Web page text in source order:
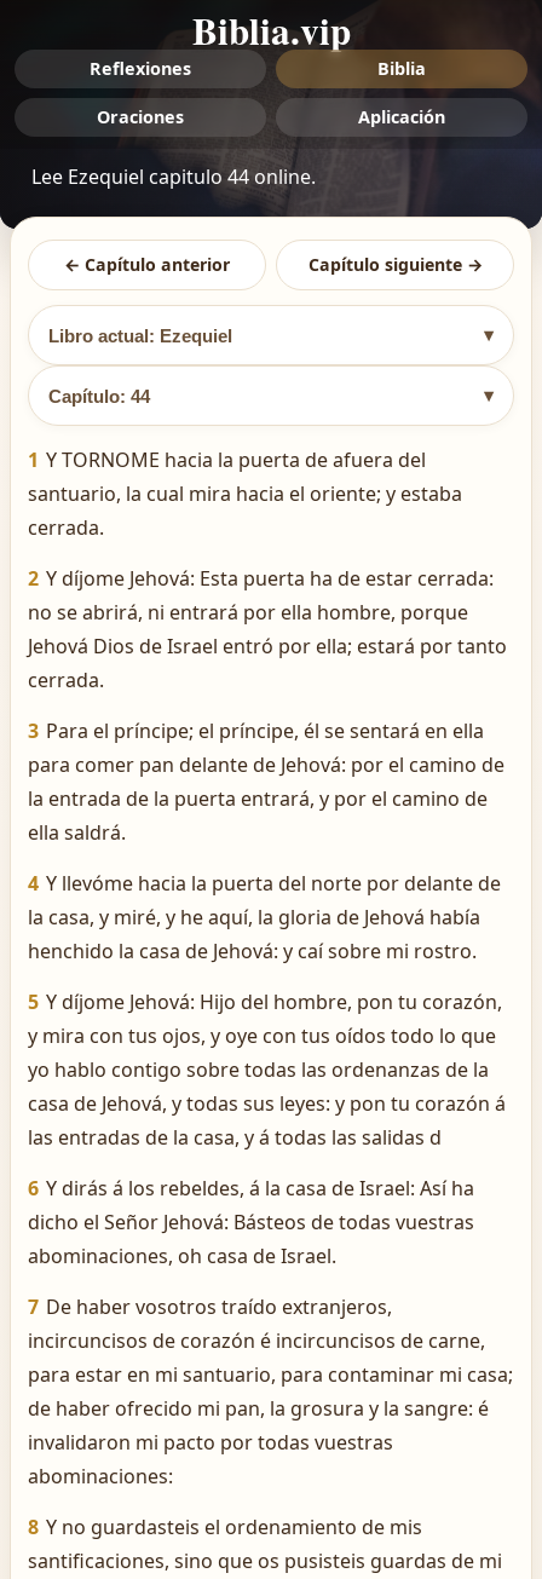
Biblia.vip
Reflexiones Biblia
Oraciones Aplicación
Lee Ezequiel capitulo 44 online.
← Capítulo anterior Capítulo siguiente →
Libro actual: Ezequiel ▾
Capítulo: 44 ▾
1 Y TORNOME hacia la puerta de afuera del
santuario, la cual mira hacia el oriente; y estaba
cerrada.
2 Y díjome Jehová: Esta puerta ha de estar cerrada:
no se abrirá, ni entrará por ella hombre, porque
Jehová Dios de Israel entró por ella; estará por tanto
cerrada.
3 Para el príncipe; el príncipe, él se sentará en ella
para comer pan delante de Jehová: por el camino de
la entrada de la puerta entrará, y por el camino de
ella saldrá.
4 Y llevóme hacia la puerta del norte por delante de
la casa, y miré, y he aquí, la gloria de Jehová había
henchido la casa de Jehová: y caí sobre mi rostro.
5 Y díjome Jehová: Hijo del hombre, pon tu corazón,
y mira con tus ojos, y oye con tus oídos todo lo que
yo hablo contigo sobre todas las ordenanzas de la
casa de Jehová, y todas sus leyes: y pon tu corazón á
las entradas de la casa, y á todas las salidas d
6 Y dirás á los rebeldes, á la casa de Israel: Así ha
dicho el Señor Jehová: Básteos de todas vuestras
abominaciones, oh casa de Israel.
7 De haber vosotros traído extranjeros,
incircuncisos de corazón é incircuncisos de carne,
para estar en mi santuario, para contaminar mi casa;
de haber ofrecido mi pan, la grosura y la sangre: é
invalidaron mi pacto por todas vuestras
abominaciones:
8 Y no guardasteis el ordenamiento de mis
santificaciones, sino que os pusisteis guardas de mi